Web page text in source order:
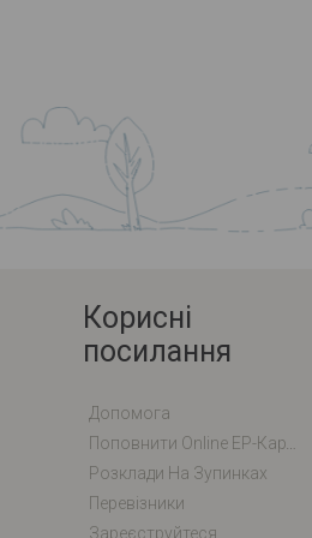
Корисні
посилання
Допомога
Розклади На Зупинках
Перевізники
Зареєструйтеся